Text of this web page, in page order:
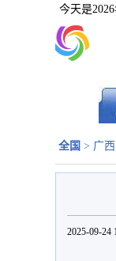
今天是
全国 > 广西
2025-09-24